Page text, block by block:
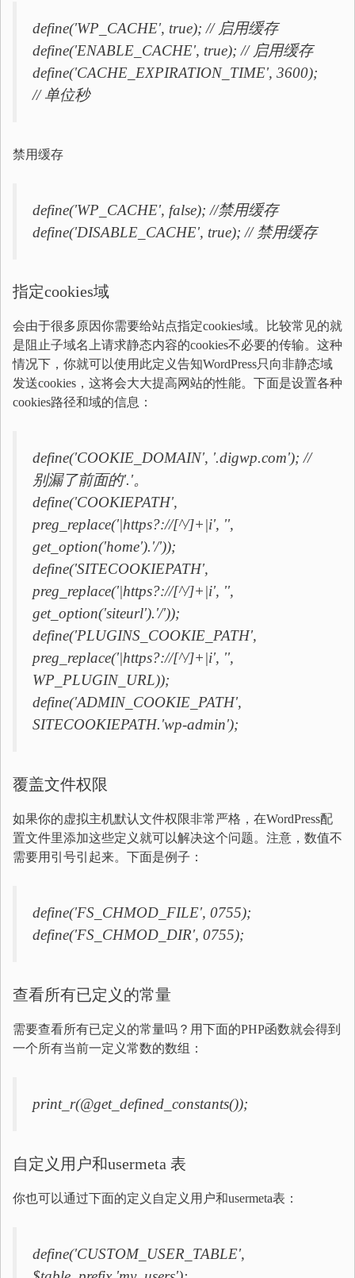
define('WP_CACHE', true); // 启用缓存
define('ENABLE_CACHE', true); // 启用缓存
define('CACHE_EXPIRATION_TIME', 3600);
// 单位秒
禁用缓存
define('WP_CACHE', false); //禁用缓存
define('DISABLE_CACHE', true); // 禁用缓存
指定cookies域
会由于很多原因你需要给站点指定cookies域。比较常见的就
是阻止子域名上请求静态内容的cookies不必要的传输。这种
情况下，你就可以使用此定义告知WordPress只向非静态域
发送cookies，这将会大大提高网站的性能。下面是设置各种
cookies路径和域的信息：
define('COOKIE_DOMAIN', '.digwp.com'); //
别漏了前面的'.'。
define('COOKIEPATH',
preg_replace('|https?://[^/]+|i', '',
get_option('home').'/'));
define('SITECOOKIEPATH',
preg_replace('|https?://[^/]+|i', '',
get_option('siteurl').'/'));
define('PLUGINS_COOKIE_PATH',
preg_replace('|https?://[^/]+|i', '',
WP_PLUGIN_URL));
define('ADMIN_COOKIE_PATH',
SITECOOKIEPATH.'wp-admin');
覆盖文件权限
如果你的虚拟主机默认文件权限非常严格，在WordPress配
置文件里添加这些定义就可以解决这个问题。注意，数值不
需要用引号引起来。下面是例子：
define('FS_CHMOD_FILE', 0755);
define('FS_CHMOD_DIR', 0755);
查看所有已定义的常量
需要查看所有已定义的常量吗？用下面的PHP函数就会得到
一个所有当前一定义常数的数组：
print_r(@get_defined_constants());
自定义用户和usermeta 表
你也可以通过下面的定义自定义用户和usermeta表：
define('CUSTOM_USER_TABLE',